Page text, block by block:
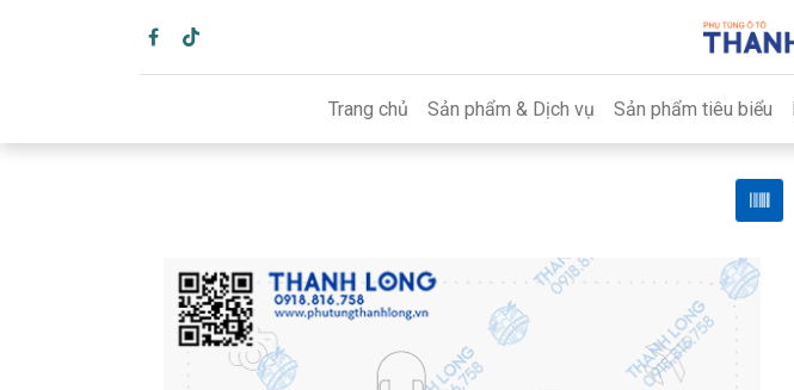
Trang chủ Sản phẩm & Dịch vụ Sản phẩm tiêu biểu